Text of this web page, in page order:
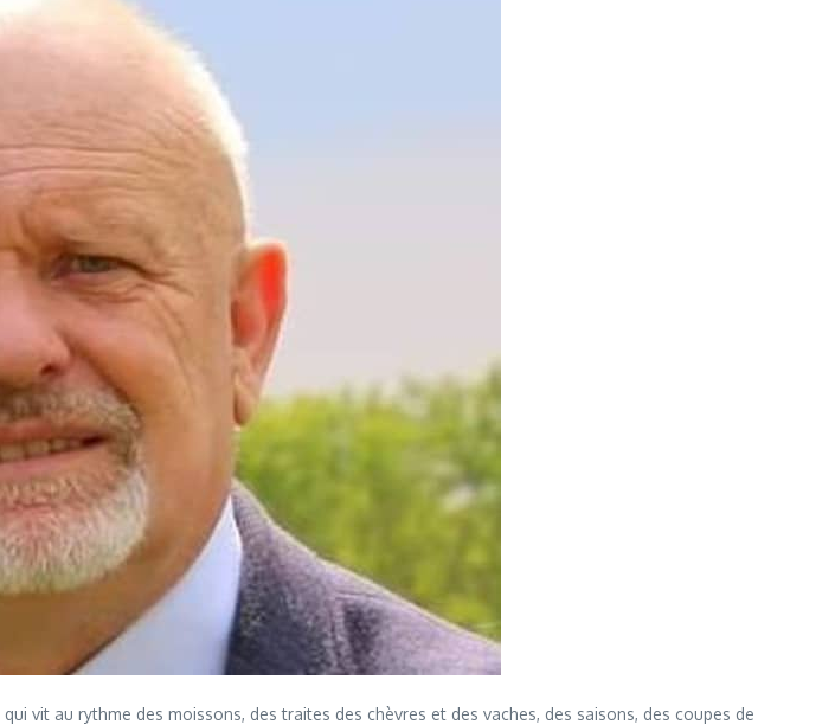
vit au rythme des moissons, des traites des chèvres et des vaches, des saisons, des coupes de